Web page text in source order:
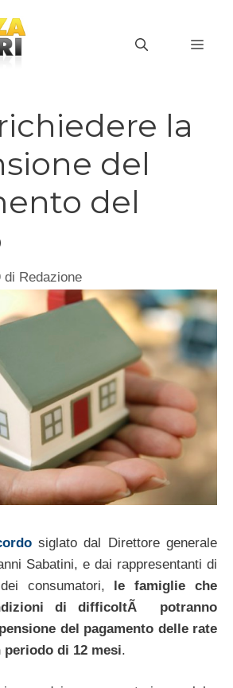
la
del
del
di Redazione
siglato dal Direttore generale
Sabatini, e dai rappresentanti di
consumatori, le famiglie che
di difficoltÃ potranno
del pagamento delle rate
di 12 mesi.